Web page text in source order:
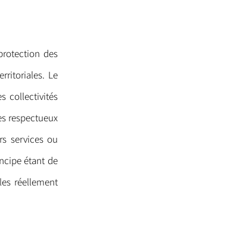
des
Le
collectivités
respectueux
services ou
étant de
réellement